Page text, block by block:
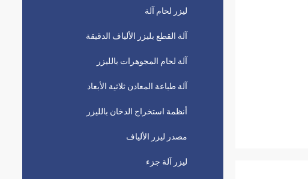
ليزر لحام آلة
آلة القطع بليزر الألياف الدقيقة
آلة لحام المجوهرات بالليزر
آلة طباعة المعادن ثلاثية الأبعاد
أنظمة استخراج الدخان بالليزر
مصدر ليزر الألياف
ليزر آلة جزء